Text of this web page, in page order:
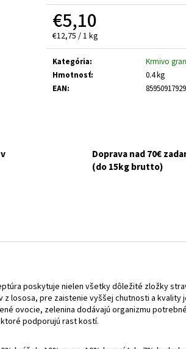
€5,10
Jednotková
cena:
€12,75 / 1 kg
Kategória:
Krmivo
Hmotnosť:
0.4 kg
EAN:
Doprava nad 70€
(do 15kg brutto)
poskytuje nielen všetky dôležité zložky
lososa, pre zaistenie vyššej chutnosti a
ovocie, zelenina dodávajú organizmu
podporujú rast kostí.